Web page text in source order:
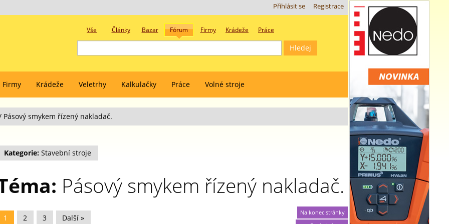
Registrace
Přihlásit se
Vše Články Bazar Fórum Firmy Krádeže Práce
Firmy Krádeže Veletrhy Kalkulačky Práce Volné stroje
Pásový smykem řízený nakladač.
Kategorie: Stavební stroje
Pásový smykem řízený nakladač.
1 2 3 Další »
Na konec stránky